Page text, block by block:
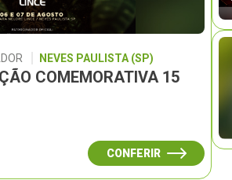
NEVES PAULISTA (SP)
COMEMORATIVA 15
CONFERIR